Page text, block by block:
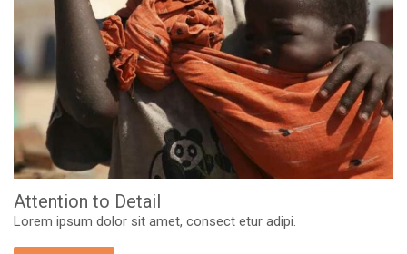
Attention to Detail
Lorem ipsum dolor sit amet, consect etur adipi.